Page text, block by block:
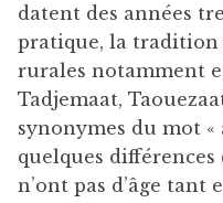
datent des années
pratique, la tradition
rurales notamment
Tadjemaat,
synonymes du mot «
quelques
n’ont pas d’âge